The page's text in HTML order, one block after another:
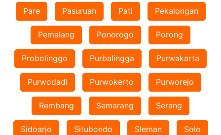
Pare Pasuruan Pati Pekalongan
Pemalang Ponorogo Porong
Probolinggo Purbalingga Purwakarta
Purwodadi Purwokerto Purworejo
Rembang Semarang Serang
Sidoarjo Situbondo Sleman Solo